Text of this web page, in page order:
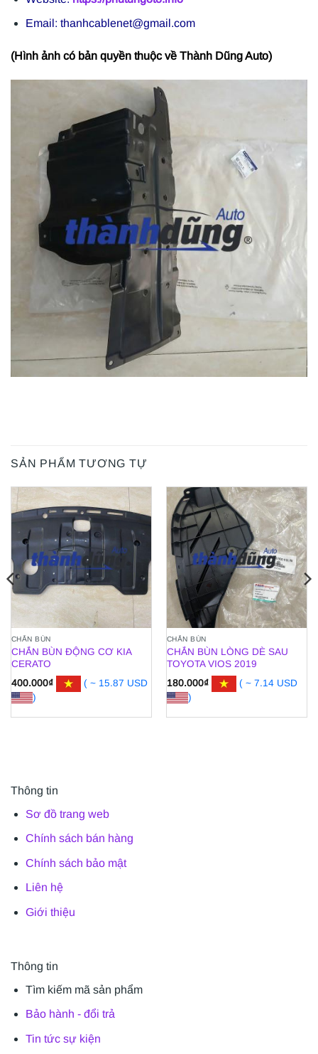
Email: thanhcablenet@gmail.com
(Hình ảnh có bản quyền thuộc về Thành Dũng Auto)
SẢN PHẨM TƯƠNG TỰ
CHẮN BÙN
CHẮN BÙN ĐỘNG CƠ KIA
CERATO
400.000₫
( ~ 15.87 USD
)
CHẮN BÙN
CHẮN BÙN LÒNG DÈ SAU
TOYOTA VIOS 2019
180.000₫
( ~ 7.14 USD
)
Thông tin
Sơ đồ trang web
Chính sách bán hàng
Chính sách bảo mật
Liên hệ
Giới thiệu
Thông tin
Tìm kiếm mã sản phẩm
Bảo hành - đổi trả
Tin tức sự kiện